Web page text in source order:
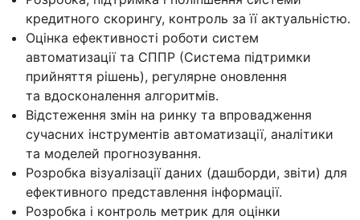
кредитного скорингу, контроль за її актуальністю.
Оцінка ефективності роботи систем
автоматизації та СППР (Система підтримки
прийняття рішень), регулярне оновлення
та вдосконалення алгоритмів.
Відстеження змін на ринку та впровадження
сучасних інструментів автоматизації, аналітики
та моделей прогнозування.
Розробка візуалізації даних (дашборди, звіти) для
ефективного представлення інформації.
Розробка і контроль метрик для оцінки